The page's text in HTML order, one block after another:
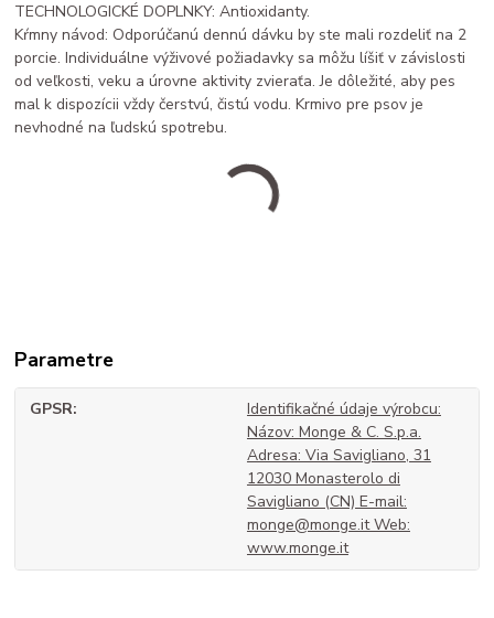
TECHNOLOGICKÉ DOPLNKY: Antioxidanty.
Kŕmny návod: Odporúčanú dennú dávku by ste mali rozdeliť na 2
porcie. Individuálne výživové požiadavky sa môžu líšiť v závislosti
od veľkosti, veku a úrovne aktivity zvieraťa. Je dôležité, aby pes
mal k dispozícii vždy čerstvú, čistú vodu. Krmivo pre psov je
nevhodné na ľudskú spotrebu.
Parametre
GPSR
Identifikačné údaje výrobcu:
Názov: Monge & C. S.p.a.
Adresa: Via Savigliano, 31
12030 Monasterolo di
Savigliano (CN) E-mail:
monge@monge.it Web:
www.monge.it